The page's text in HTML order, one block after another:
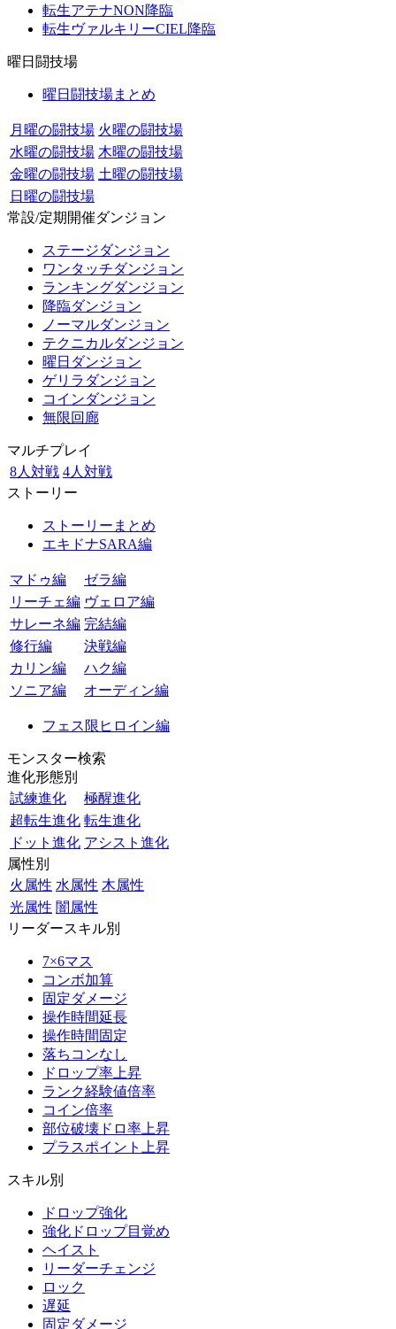
転生アテナNON降臨
転生ヴァルキリーCIEL降臨
曜日闘技場
曜日闘技場まとめ
月曜の闘技場 火曜の闘技場
水曜の闘技場 木曜の闘技場
金曜の闘技場 土曜の闘技場
日曜の闘技場
常設/定期開催ダンジョン
ステージダンジョン
ワンタッチダンジョン
ランキングダンジョン
降臨ダンジョン
ノーマルダンジョン
テクニカルダンジョン
曜日ダンジョン
ゲリラダンジョン
コインダンジョン
無限回廊
マルチプレイ
8人対戦 4人対戦
ストーリー
ストーリーまとめ
エキドナSARA編
マドゥ編
ゼラ編
リーチェ編 ヴェロア編
サレーネ編 完結編
修行編
決戦編
カリン編
ハク編
ソニア編
オーディン編
フェス限ヒロイン編
モンスター検索
進化形態別
試練進化
極醒進化
超転生進化 転生進化
ドット進化 アシスト進化
属性別
火属性 水属性 木属性
光属性 闇属性
リーダースキル別
7×6マス
コンボ加算
固定ダメージ
操作時間延長
操作時間固定
落ちコンなし
ドロップ率上昇
ランク経験値倍率
コイン倍率
部位破壊ドロ率上昇
プラスポイント上昇
スキル別
ドロップ強化
強化ドロップ目覚め
ヘイスト
リーダーチェンジ
ロック
遅延
固定ダメージ